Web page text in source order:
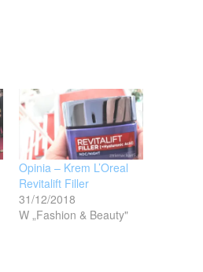
Opinia – Krem L’Oreal
Revitalift Filler
31/12/2018
W „Fashion & Beauty"